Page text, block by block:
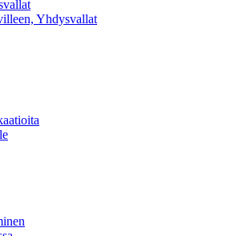
Yhdysvallat